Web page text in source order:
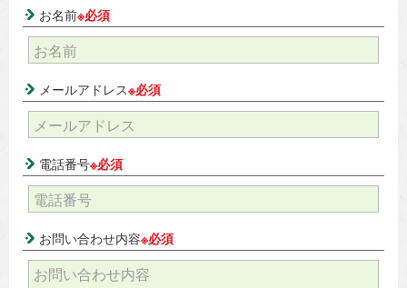
お名前※必須
メールアドレス※必須
電話番号※必須
お問い合わせ内容※必須